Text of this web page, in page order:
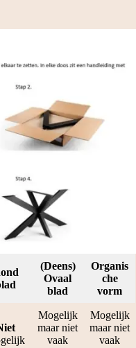
(Deens)
Ovaal
blad
Organis
che
vorm
Mogelijk
maar niet
vaak
Mogelijk
maar niet
vaak